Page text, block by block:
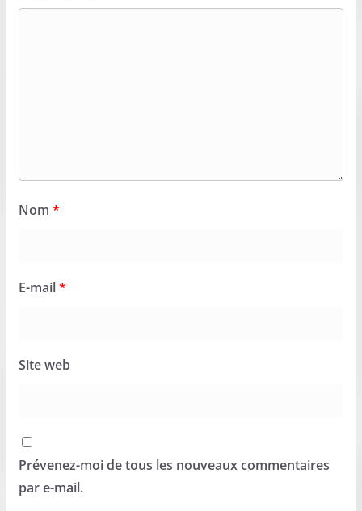
Nom *
E-mail*
Site web
Prévenez-moi de tous les nouveaux commentaires
par e-mail.